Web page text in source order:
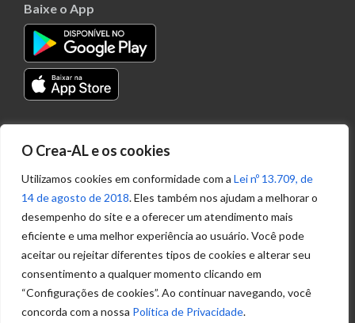
O Crea-AL e os cookies
Utilizamos cookies em conformidade com a Lei nº 13.709, de
14 de agosto de 2018. Eles também nos ajudam a melhorar o
desempenho do site e a oferecer um atendimento mais
eficiente e uma melhor experiência ao usuário. Você pode
aceitar ou rejeitar diferentes tipos de cookies e alterar seu
consentimento a qualquer momento clicando em
“Configurações de cookies”. Ao continuar navegando, você
concorda com a nossa Política de Privacidade.
Baixe o App
Transparência
Portal
Acesso à
Informação
Política de
Privacidade de
Ouvidoria
(82) 2123 0864